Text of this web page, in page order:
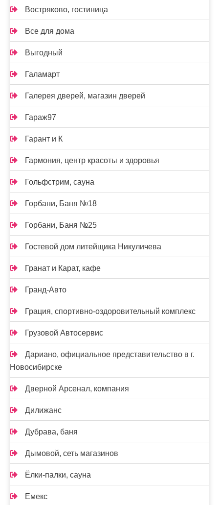
Востряково, гостиница
Все для дома
Выгодный
Галамарт
Галерея дверей, магазин дверей
Гараж97
Гарант и К
Гармония, центр красоты и здоровья
Гольфстрим, сауна
Горбани, Баня №18
Горбани, Баня №25
Гостевой дом литейщика Никуличева
Гранат и Карат, кафе
Гранд-Авто
Грация, спортивно-оздоровительный комплекс
Грузовой Автосервис
Дариано, официальное представительство в г.
Новосибирске
Дверной Арсенал, компания
Дилижанс
Дубрава, баня
Дымовой, сеть магазинов
Ёлки-палки, сауна
Емекс